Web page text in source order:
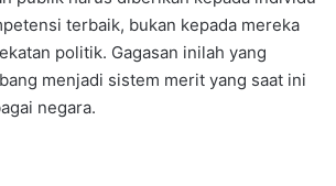
terbaik, bukan kepada mereka
politik. Gagasan inilah yang
menjadi sistem merit yang saat ini
negara.